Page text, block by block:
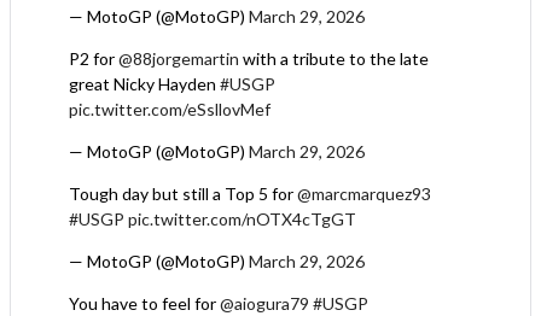
— MotoGP (@MotoGP) March 29, 2026
P2 for@88jorgemartin with a tribute to the late
great Nicky Hayden #USGP
pic.twitter.com/eSsllovMef
— MotoGP (@MotoGP) March 29, 2026
Tough day but still a Top 5 for@marcmarquez93
#USGP pic.twitter.com/nOTX4cTgGT
— MotoGP (@MotoGP) March 29, 2026
You have to feel for@aiogura79 #USGP